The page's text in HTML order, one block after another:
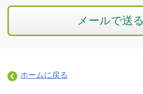
メールで送る
ホームに戻る